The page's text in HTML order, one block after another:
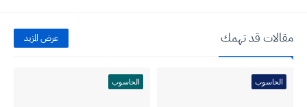
مقالات قد تهمك عرض المزيد
الحاسوب الحاسوب